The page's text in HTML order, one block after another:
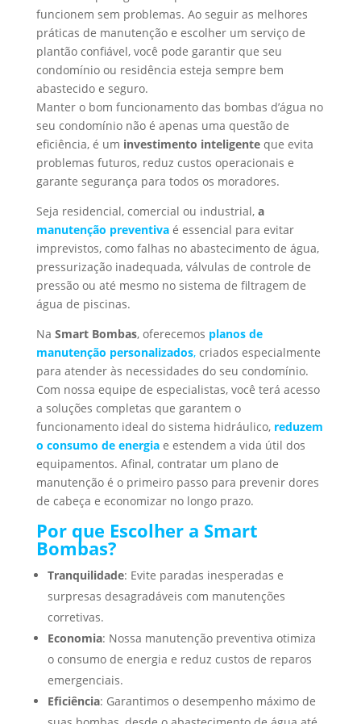
funcionem sem problemas. Ao seguir as melhores
práticas de manutenção e escolher um serviço de
plantão confiável, você pode garantir que seu
condomínio ou residência esteja sempre bem
abastecido e seguro.
Manter o bom funcionamento das bombas d’água no
seu condomínio não é apenas uma questão de
eficiência, é um investimento inteligenteque evita
problemas futuros, reduz custos operacionais e
garante segurança para todos os moradores.
Seja residencial, comercial ou industrial, a
manutenção preventivaé essencial para evitar
imprevistos, como falhas no abastecimento de água,
pressurização inadequada, válvulas de controle de
pressão ou até mesmo no sistema de filtragem de
água de piscinas.
Na Smart Bombas, oferecemos planos de
manutenção personalizados,criados especialmente
para atender às necessidades do seu condomínio.
Com nossa equipe de especialistas, você terá acesso
a soluções completas que garantem o
funcionamento ideal do sistema hidráulico, reduzem
o consumo de energiae estendem a vida útil dos
equipamentos. Afinal, contratar um plano de
manutenção é o primeiro passo para prevenir dores
de cabeça e economizar no longo prazo.
Por que Escolher a Smart
Bombas?
Tranquilidade: Evite paradas inesperadas e
surpresas desagradáveis com manutenções
corretivas.
Economia: Nossa manutenção preventiva otimiza
o consumo de energia e reduz custos de reparos
emergenciais.
Eficiência: Garantimos o desempenho máximo de